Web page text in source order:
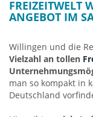
Eventkalender)
Weltcup
Jährlich über
besucherstärksten
im Winter die
FREIZEITWELT
NGEBOT IM
Willingen und die
Vielzahl an tollen
man so kompakt in
Deutschland